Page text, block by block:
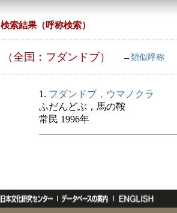
検索結果（呼称検索）
（全国：フダンドブ） → 類似呼称
1. フダンドブ，ウマノクラ
ふだんどぶ，馬の鞍
常民 1996年